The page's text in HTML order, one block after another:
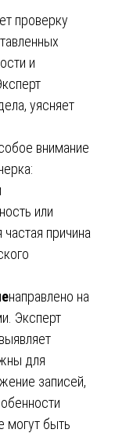
проверку
и
уясняет
внимание
или
причина
направлено на
Эксперт
для
записей,
могут быть